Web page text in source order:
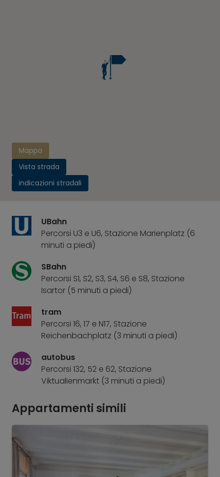
Mappa
Vista strada
indicazioni stradali
UBahn
Percorsi U3 e U6, Stazione Marienplatz (6
minuti a piedi)
SBahn
Percorsi S1, S2, S3, S4, S6 e S8, Stazione
Isartor (5 minuti a piedi)
tram
Percorsi 16, 17 e N17, Stazione
Reichenbachplatz (3 minuti a piedi)
autobus
Percorsi 132, 52 e 62, Stazione
Viktualienmarkt (3 minuti a piedi)
Appartamenti simili